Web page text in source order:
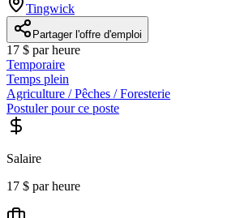
Tingwick
Partager l'offre d'emploi
17 $ par heure
Temporaire
Temps plein
Agriculture / Pêches / Foresterie
Postuler pour ce poste
Salaire
17 $ par heure